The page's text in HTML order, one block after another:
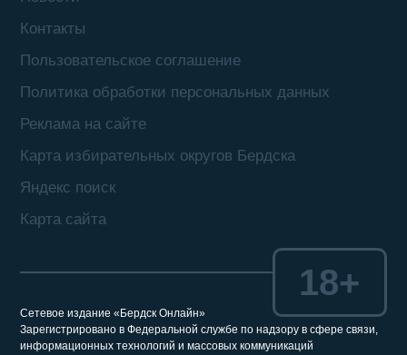
Контакты
Пользовательское соглашение
Политика обработки персональных данных
Реклама на сайте
Карта избирательных округов Бердска
Яндекс поиск
Карта сайта
Сетевое издание «Бердск Онлайн»
Зарегистрировано в Федеральной службе по надзору в сфере связи,
информационных технологий и массовых коммуникаций
18+